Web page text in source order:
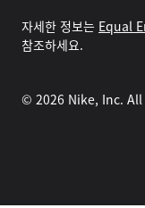
자세한 정보는 Equal
참조하세요.
© 2026 Nike, Inc.